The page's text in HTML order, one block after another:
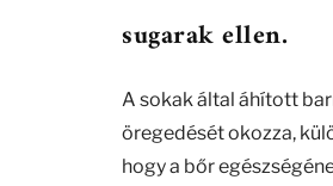
sugarak ellen.
A sokak által áhított
öregedését okozza,
hogy a bőr